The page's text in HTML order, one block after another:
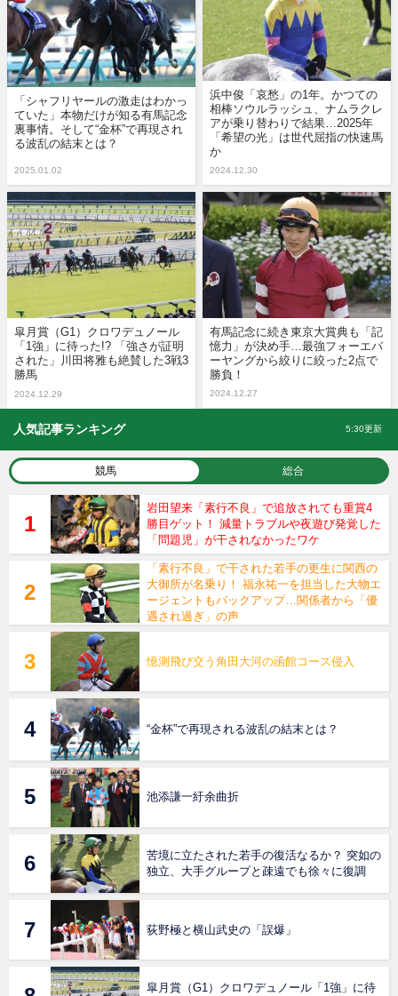
「シャフリヤールの激走はわかっ
ていた」本物だけが知る有馬記念
裏事情。そして“金杯”で再現され
る波乱の結末とは？
2025.01.02
浜中俊「哀愁」の1年。かつての
相棒ソウルラッシュ、ナムラクレ
アが乗り替わりで結果…2025年
「希望の光」は世代屈指の快速馬
か
2024.12.30
皐月賞（G1）クロワデュノール
「1強」に待った!? 「強さが証明
された」川田将雅も絶賛した3戦3
勝馬
2024.12.29
有馬記念に続き東京大賞典も「記
憶力」が決め手…最強フォーエバ
ーヤングから絞りに絞った2点で
勝負！
2024.12.27
人気記事ランキング 5:30更新
競馬 総合
岩田望来「素行不良」で追放されても重賞4
勝目ゲット！ 減量トラブルや夜遊び発覚した
「問題児」が干されなかったワケ
「素行不良」で干された若手の更生に関西の
大御所が名乗り！ 福永祐一を担当した大物エ
ージェントもバックアップ…関係者から「優
遇され過ぎ」の声
憶測飛び交う角田大河の函館コース侵入
“金杯”で再現される波乱の結末とは？
池添謙一紆余曲折
苦境に立たされた若手の復活なるか？ 突如の
独立、大手グループと疎遠でも徐々に復調
荻野極と横山武史の「誤爆」
皐月賞（G1）クロワデュノール「1強」に待